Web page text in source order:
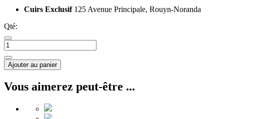
Cuirs Exclusif 125 Avenue Principale, Rouyn-Noranda
Qté:
Ajouter au panier
Vous aimerez peut-être ...